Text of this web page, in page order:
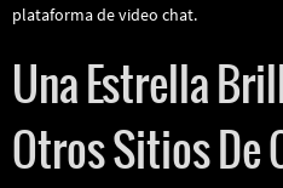
plataforma de video chat.
Una Estrella
Otros Sitios De